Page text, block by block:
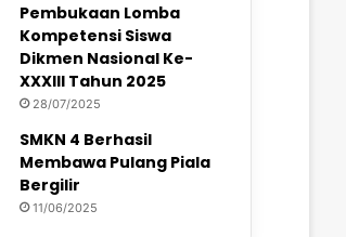
Pembukaan Lomba
Kompetensi Siswa
Dikmen Nasional Ke-
XXXIII Tahun 2025
28/07/2025
SMKN 4 Berhasil
Membawa Pulang Piala
Bergilir
11/06/2025